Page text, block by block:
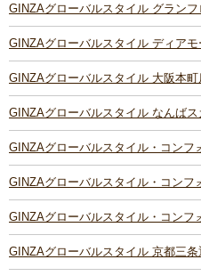
GINZAグローバルスタイル グラン
GINZAグローバルスタイル ディア
GINZAグローバルスタイル 大阪本町
GINZAグローバルスタイル なんば
GINZAグローバルスタイル・コンフ
GINZAグローバルスタイル・コンフ
GINZAグローバルスタイル・コン
GINZAグローバルスタイル 京都三条